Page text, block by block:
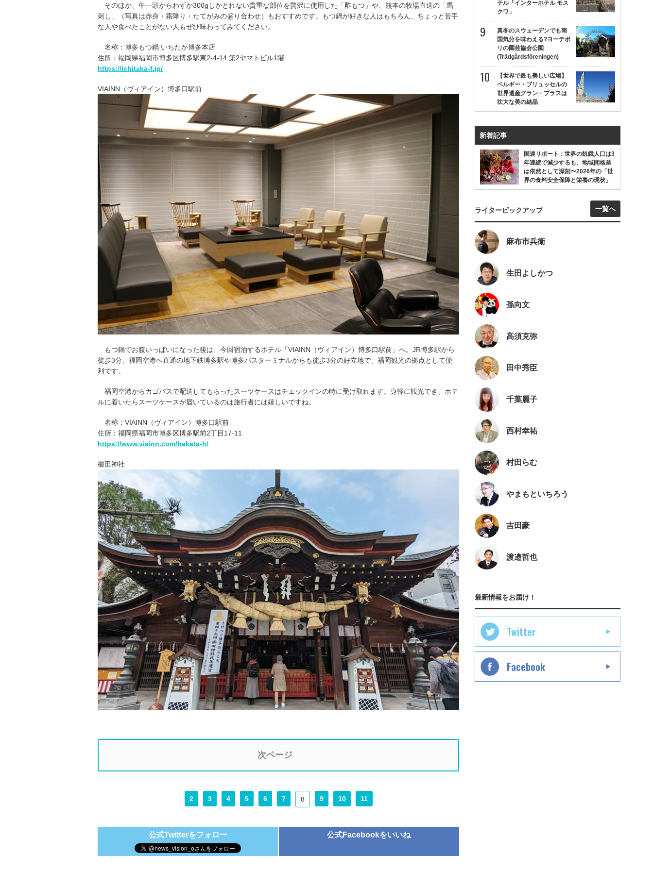
そのほか、牛一頭からわずか300gしかとれない貴重な部位を贅沢に使用した「酢もつ」や、熊本の牧場直送の「馬
刺し」（写真は赤身・霜降り・たてがみの盛り合わせ）もおすすめです。もつ鍋が好きな人はもちろん、ちょっと苦手
な人や食べたことがない人もぜひ味わってみてください。
名称：博多もつ鍋 いちたか博多本店
住所：福岡県福岡市博多区博多駅東2-4-14 第2ヤマトビル1階
https://ichitaka-f.jp/
VIAINN（ヴィアイン）博多口駅前
もつ鍋でお腹いっぱいになった後は、今回宿泊するホテル「VIAINN（ヴィアイン）博多口駅前」へ。JR博多駅から
徒歩3分、福岡空港へ直通の地下鉄博多駅や博多バスターミナルからも徒歩3分の好立地で、福岡観光の拠点として便
利です。
福岡空港からカゴパスで配送してもらったスーツケースはチェックインの時に受け取れます。身軽に観光でき、ホテ
ルに着いたらスーツケースが届いているのは旅行者には嬉しいですね。
名称：VIAINN（ヴィアイン）博多口駅前
住所：福岡県福岡市博多区博多駅前2丁目17-11
https://www.viainn.com/hakata-h/
櫛田神社
次ページ
2 3 4 5 6 7 8 9 10 11
公式Twitterをフォロー 公式Facebookをいいね
テル「インターホテル モス
クワ」
真冬のスウェーデンでも南
国気分を味わえる?ヨーテボ
リの園芸協会公園
(Trädgårdsföreningen)
【世界で最も美しい広場】
ベルギー・ブリュッセルの
世界遺産グラン・プラスは
壮大な美の結晶
新着記事
国連リポート：世界の飢餓人口は3
年連続で減少するも、地域間格差
は依然として深刻〜2026年の「世
界の食料安全保障と栄養の現状」
ライターピックアップ 一覧へ
麻布市兵衛
生田よしかつ
孫向文
高須克弥
田中秀臣
千葉麗子
西村幸祐
村田らむ
やまもといちろう
吉田豪
渡邉哲也
最新情報をお届け！
Twitter
Facebook